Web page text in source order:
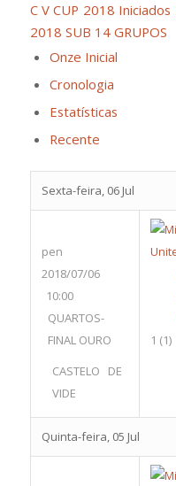
C V CUP 2018
2018 SUB 14 GRUPOS
Onze Inicial
Cronologia
Estatísticas
Recente
Sexta-feira, 06 Jul
pen
2018/07/06
10:00
QUARTOS-
FINAL OURO
CASTELO DE
VIDE
1 (1)
Quinta-feira, 05 Jul